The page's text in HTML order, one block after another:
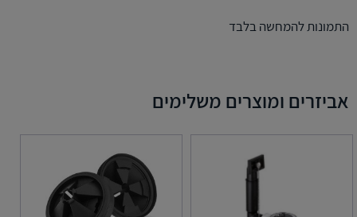
התמונות להמחשה בלבד
אביזרים ומוצרים משלימים